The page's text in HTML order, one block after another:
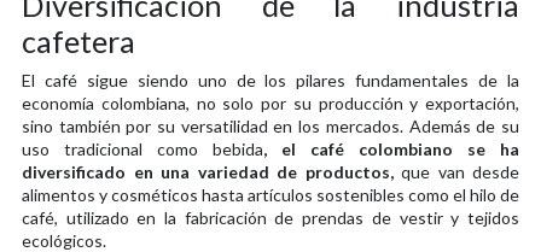
cafetera
El café sigue siendo uno de los pilares fundamentales de la
economía colombiana, no solo por su producción y exportación,
sino también por su versatilidad en los mercados. Además de su
uso tradicional como bebida, el café colombiano se ha
diversificado en una variedad de productos,que van desde
alimentos y cosméticos hasta artículos sostenibles como el hilo de
café, utilizado en la fabricación de prendas de vestir y tejidos
ecológicos.